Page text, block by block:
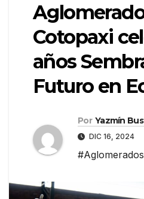
Cotopaxi
años
Futuro en
Por Yazmín
DIC 16, 2024